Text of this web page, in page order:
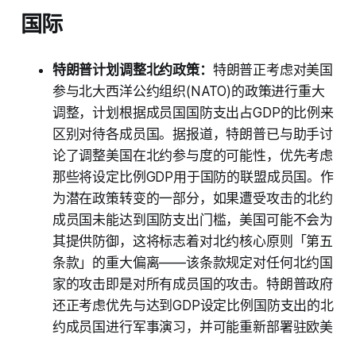
国际
特朗普计划调整北约政策： 特朗普正考虑对美国
参与北大西洋公约组织(NATO)的政策进行重大
调整，计划根据成员国国防支出占GDP的比例来
区别对待各成员国。据报道，特朗普已与助手讨
论了调整美国在北约参与度的可能性，优先考虑
那些将设定比例GDP用于国防的联盟成员国。作
为潜在政策转变的一部分，如果遭受攻击的北约
成员国未能达到国防支出门槛，美国可能不会为
其提供防御，这将标志着对北约核心原则「第五
条款」的重大偏离——该条款规定对任何北约国
家的攻击即是对所有成员国的攻击。特朗普政府
还正考虑优先与达到GDP设定比例国防支出的北
约成员国进行军事演习，并可能重新部署驻欧美